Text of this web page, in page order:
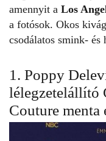
amennyit a Los
a fotósok. Okos
csodálatos smink- és
1. Poppy
lélegzetelállító
Couture menta